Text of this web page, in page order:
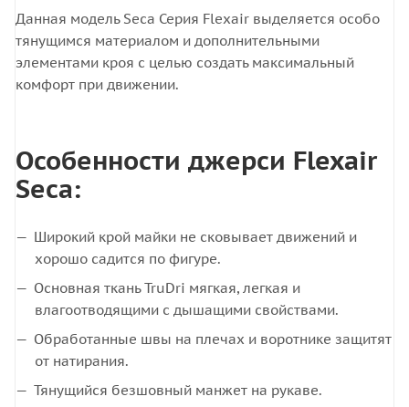
Данная модель Seca Серия Flexair выделяется особо
тянущимся материалом и дополнительными
элементами кроя с целью создать максимальный
комфорт при движении.
Особенности джерси Flexair
Seca:
Широкий крой майки не сковывает движений и
хорошо садится по фигуре.
Основная ткань TruDri мягкая, легкая и
влагоотводящими с дышащими свойствами.
Обработанные швы на плечах и воротнике защитят
от натирания.
Тянущийся безшовный манжет на рукаве.